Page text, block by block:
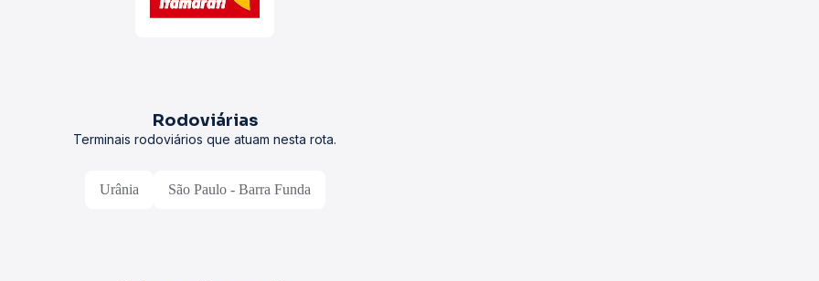
Rodoviárias
Terminais rodoviários que atuam nesta rota.
Urânia São Paulo - Barra Funda